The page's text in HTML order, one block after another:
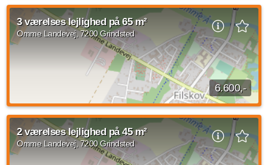
Nyistandsat lejlighed i ét plan, bestående af entré,
køkken/alrum/stue, 2 værelser, 1 soveværelse, badeværelse
m/bruseniche. Udestue på ca. 20...
Kilde: Leje-portalen.dk
150 m² 31. jul. 2027
3 værelses lejlighed på 65 m²
Omme Landevej, 7200 Grindsted
6.600,-
Billund kommune ældre hus i byen Filskov, 3 vær renoveret
lejlighed med 2 overdækket terrasse udestue bevaret i ældre
stil ,andre værelser og anneks...
65 m² efter aftale
2 værelses lejlighed på 45 m²
Omme Landevej, 7200 Grindsted